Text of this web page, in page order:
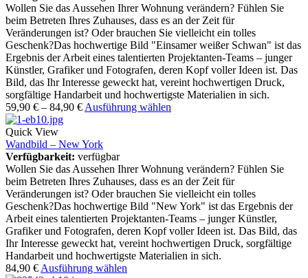
Wollen Sie das Aussehen Ihrer Wohnung verändern? Fühlen Sie
beim Betreten Ihres Zuhauses, dass es an der Zeit für
Veränderungen ist? Oder brauchen Sie vielleicht ein tolles
Geschenk?Das hochwertige Bild "Einsamer weißer Schwan" ist das
Ergebnis der Arbeit eines talentierten Projektanten-Teams – junger
Künstler, Grafiker und Fotografen, deren Kopf voller Ideen ist. Das
Bild, das Ihr Interesse geweckt hat, vereint hochwertigen Druck,
sorgfältige Handarbeit und hochwertigste Materialien in sich.
59,90 € – 84,90 € Ausführung wählen
Quick View
Wandbild – New York
Verfügbarkeit: verfügbar
Wollen Sie das Aussehen Ihrer Wohnung verändern? Fühlen Sie
beim Betreten Ihres Zuhauses, dass es an der Zeit für
Veränderungen ist? Oder brauchen Sie vielleicht ein tolles
Geschenk?Das hochwertige Bild "New York" ist das Ergebnis der
Arbeit eines talentierten Projektanten-Teams – junger Künstler,
Grafiker und Fotografen, deren Kopf voller Ideen ist. Das Bild, das
Ihr Interesse geweckt hat, vereint hochwertigen Druck, sorgfältige
Handarbeit und hochwertigste Materialien in sich.
84,90 € Ausführung wählen